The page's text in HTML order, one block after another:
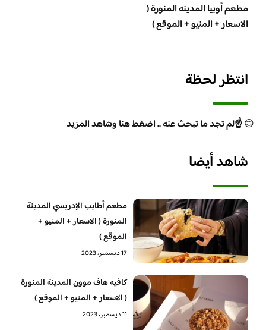
مطعم أوبيا المدينه المنورة (
الاسعار + المنيو + الموقع )
انتظر لحظة
😊☝️لم تجد ما تبحث عنه .. اضغط هنا وشاهد المزيد
شاهد أيضا
مطعم أطايب الإدريسي المدينة
المنورة ( الاسعار + المنيو +
الموقع )
17 ديسمبر، 2023
كافيه هاف موون المدينة المنورة
( الاسعار + المنيو + الموقع )
11 ديسمبر، 2023